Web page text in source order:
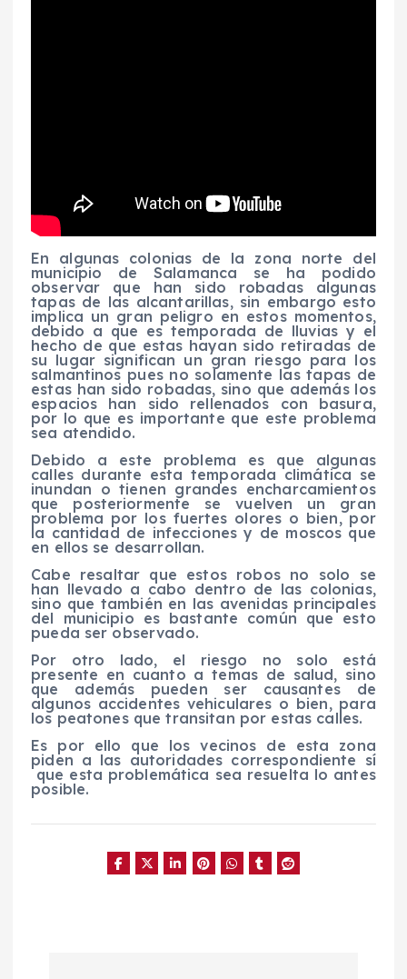
En algunas colonias de la zona norte del
municipio de Salamanca se ha podido
observar que han sido robadas algunas
tapas de las alcantarillas, sin embargo esto
implica un gran peligro en estos momentos,
debido a que es temporada de lluvias y el
hecho de que estas hayan sido retiradas de
su lugar significan un gran riesgo para los
salmantinos pues no solamente las tapas de
estas han sido robadas, sino que además los
espacios han sido rellenados con basura,
por lo que es importante que este problema
sea atendido.
Debido a este problema es que algunas
calles durante esta temporada climática se
inundan o tienen grandes encharcamientos
que posteriormente se vuelven un gran
problema por los fuertes olores o bien, por
la cantidad de infecciones y de moscos que
en ellos se desarrollan.
Cabe resaltar que estos robos no solo se
han llevado a cabo dentro de las colonias,
sino que también en las avenidas principales
del municipio es bastante común que esto
pueda ser observado.
Por otro lado, el riesgo no solo está
presente en cuanto a temas de salud, sino
que además pueden ser causantes de
algunos accidentes vehiculares o bien, para
los peatones que transitan por estas calles.
Es por ello que los vecinos de esta zona
piden a las autoridades correspondiente sí
que esta problemática sea resuelta lo antes
posible.